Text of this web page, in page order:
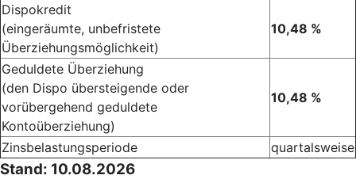
Dispokredit
(eingeräumte, unbefristete
Überziehungsmöglichkeit)
10,48 %
Geduldete Überziehung
(den Dispo übersteigende oder
vorübergehend geduldete
Kontoüberziehung)
10,48 %
Zinsbelastungsperiode quartalsweise
Stand: 10.08.2026